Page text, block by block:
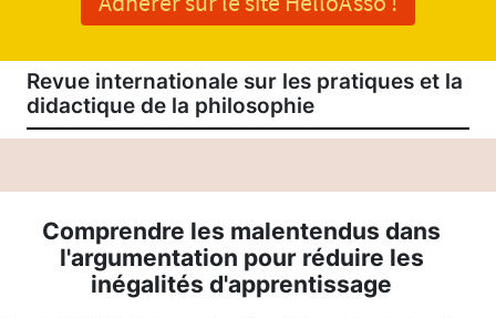
Revue internationale sur les pratiques et la
didactique de la philosophie
Comprendre les malentendus dans
l'argumentation pour réduire les
inégalités d'apprentissage